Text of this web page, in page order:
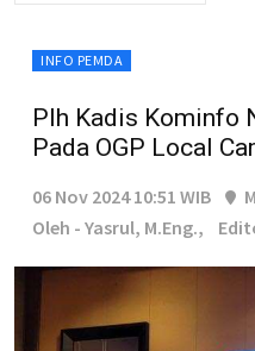
INFO PEMDA
Plh Kadis Kominfo
Pada OGP Local
06 Nov 2024 10:51 WIB
Oleh - Yasrul, M.Eng.,